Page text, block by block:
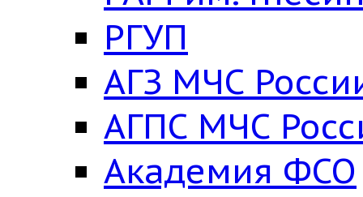
РГУП
АГЗ МЧС
АГПС МЧС
Академия ФСО